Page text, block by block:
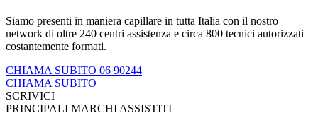
Siamo presenti in maniera capillare in tutta Italia con il nostro
network di oltre 240 centri assistenza e circa 800 tecnici autorizzati
costantemente formati.
CHIAMA SUBITO 06 90244
CHIAMA SUBITO
SCRIVICI
PRINCIPALI MARCHI ASSISTITI